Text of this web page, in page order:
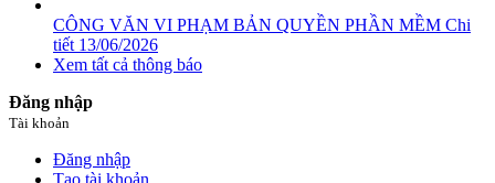
CÔNG VĂN VI PHẠM BẢN QUYỀN PHẦN MỀM Chi
tiết 13/06/2026
Xem tất cả thông báo
Đăng nhập
Tài khoản
Đăng nhập
Tạo tài khoản